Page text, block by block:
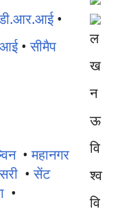
•
•सीमैप
•महानगर
•सेंट
•